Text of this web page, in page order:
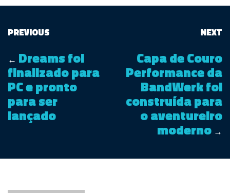
PREVIOUS
← Dreams foi
finalizado para
PC e pronto
para ser
lançado
NEXT
Capa de Couro
Performance da
BandWerk foi
construída para
o aventureiro
moderno →